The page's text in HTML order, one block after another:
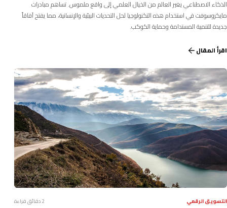
الذكاء الاصطناعي يغير العالم من الخيال العلمي إلى واقع ملموس. تساهم مبادرات
مايكروسوفت في استخدام هذه التكنولوجيا لحل التحديات البيئية والإنسانية، مما يفتح آفاقاً
جديدة للتنمية المستدامة وحماية الكوكب.
اقرأ المقال
التسويق الرقمي 2 دقائق قراءة